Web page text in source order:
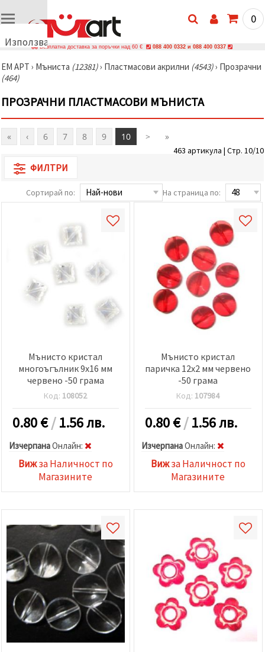
Използваме
🍪
Използваме
и подобни
технологии,
за да
осигурим
правилната
работа на
подобрим
твоето
и, с твое
съгласие,
показваме
съдържание
и реклами,
включително
маркетинг.
Можеш да
използваме
всички
"бисквитки"
натиснеш
всички!"
предпочитанията
"Настройки",
избереш
вид
"бисквитки"
и кликнеш
бутона
"Запази"
Приеми
0
Безплатна доставка за поръчки над 60 € 088 400 0332 и 088 400 0337
ЕМ АРТ › Мъниста (12381)› Пластмасови акрилни (4543)› Прозрачни
(464)
ПРОЗРАЧНИ ПЛАСТМАСОВИ МЪНИСТА
« ‹ 6 7 8 9 10 > »
463 артикула | Стр. 10/10
ФИЛТРИ
Сортирай по: На страница по:
Мънисто кристал
многоъгълник 9x16 мм
червено -50 грама
Код: 108052
0.80€/1.56 лв.
ИзчерпанаOнлайн:
Вижза Наличност по
Магазините
Мънисто кристал
паричка 12x2 мм червено
-50 грама
Код: 107984
0.80€/1.56 лв.
ИзчерпанаOнлайн:
Вижза Наличност по
Магазините